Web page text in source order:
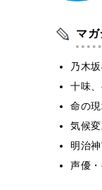
マ
乃木
十味
命の
気候
明治
声優